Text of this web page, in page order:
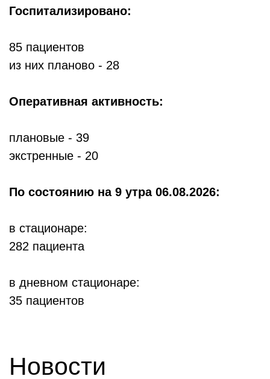
Госпитализировано:
85 пациентов
из них планово - 28
Оперативная активность:
плановые - 39
экстренные - 20
По состоянию на 9 утра 06.08.2026:
в стационаре:
282 пациента
в дневном стационаре:
35 пациентов
Новости